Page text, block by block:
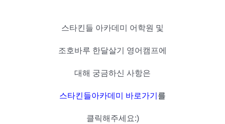
스타킨들 아카데미 어학원 및
조호바루 한달살기 영어캠프에
대해 궁금하신 사항은
스타킨들아카데미 바로가기 를
클릭해주세요:)